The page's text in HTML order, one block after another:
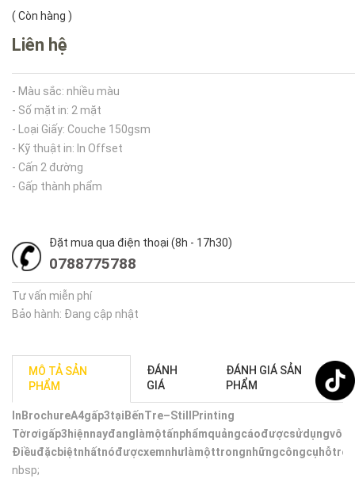
( Còn hàng )
Liên hệ
- Màu sắc: nhiều màu
- Số mặt in: 2 mặt
- Loại Giấy: Couche 150gsm
- Kỹ thuật in: In Offset
- Cấn 2 đường
- Gấp thành phẩm
Đặt mua qua điện thoại (8h - 17h30)
0788775788
Tư vấn miễn phí
Bảo hành: Đang cập nhật
MÔ TẢ SẢN
PHẨM
ĐÁNH
GIÁ
ĐÁNH GIÁ SẢN
PHẨM
InBrochureA4gấp3tạiBếnTre–StillPrinting
nbsp;